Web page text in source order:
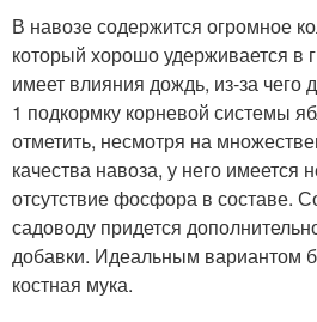
В навозе содержится огромное
который хорошо удерживается в
имеет влияния дождь, из-за чего
1 подкормку корневой системы
отметить, несмотря на
качества навоза, у него имеется
отсутствие фосфора в составе.
садоводу придется
добавки. Идеальным вариантом
костная мука.